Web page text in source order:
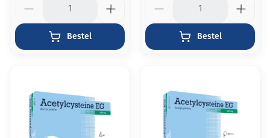
Bestel Bestel